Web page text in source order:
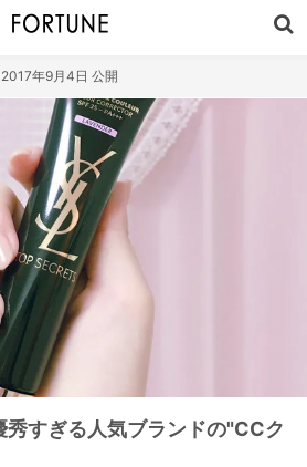
2017年9月4日 公開
秀すぎる人気ブランドの"CCク